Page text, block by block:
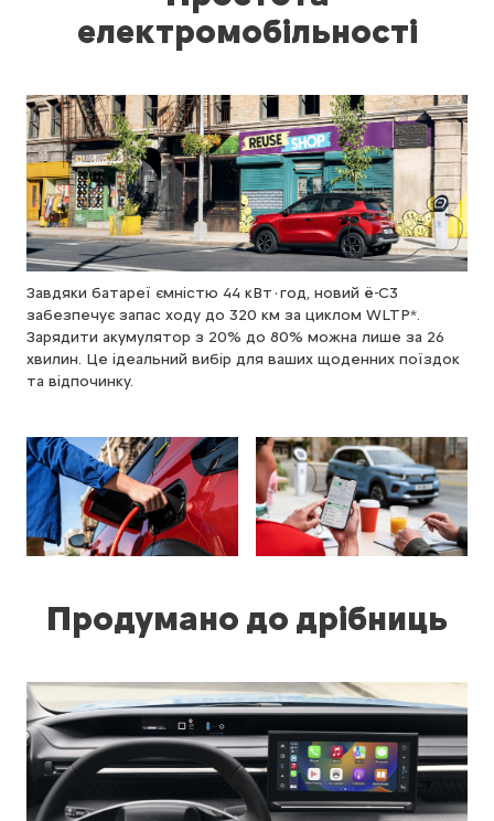
електромобільності
Завдяки батареї ємністю 44 кВт·год, новий ë-C3
забезпечує запас ходу до 320 км за циклом WLTP*.
Зарядити акумулятор з 20% до 80% можна лише за 26
хвилин. Це ідеальний вибір для ваших щоденних поїздок
та відпочинку.
Продумано до дрібниць